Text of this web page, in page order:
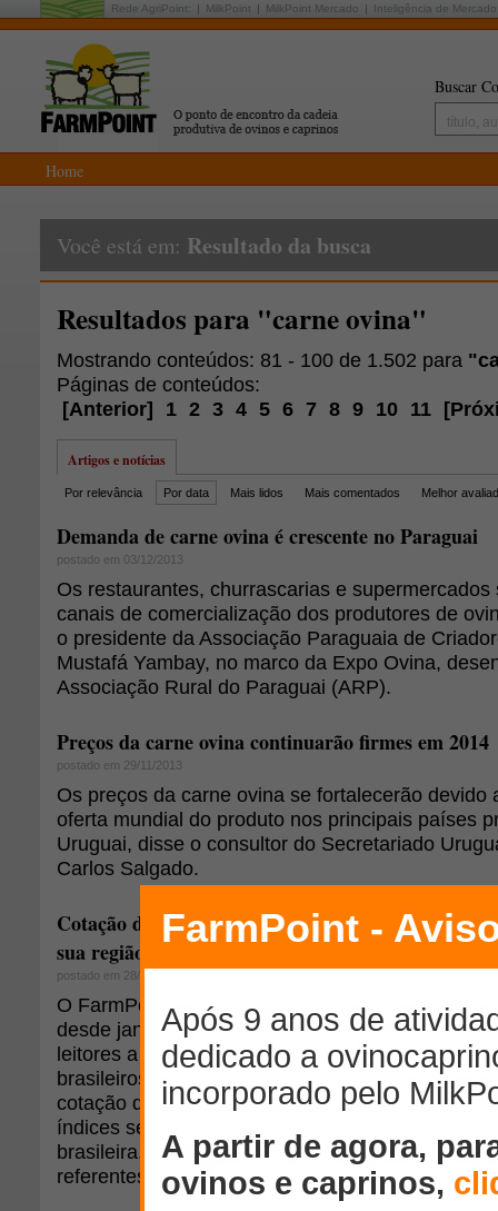
Rede AgriPoint: MilkPoint MilkPoint Mercado Inteligência de Mercado
Buscar
Home
Você está em: Resultado da busca
Resultados para "carne ovina"
Mostrando conteúdos: 81 - 100 de 1.502 para
Páginas de conteúdos:
[Anterior] 1 2 3 4 5 6 7 8 9 10 11 [
Artigos e notícias
Por relevância Por data Mais lidos Mais comentados Melhor
Demanda de carne ovina é crescente no Paraguai
postado em 03/12/2013
Os restaurantes, churrascarias e supermercados
canais de comercialização dos produtores de
o presidente da Associação Paraguaia de
Mustafá Yambay, no marco da Expo Ovina,
Associação Rural do Paraguai (ARP).
Preços da carne ovina continuarão firmes em 2014
postado em 29/11/2013
Os preços da carne ovina se fortalecerão devido
oferta mundial do produto nos principais países
Uruguai, disse o consultor do Secretariado
Carlos Salgado.
Cotação do preço do cordeiro: qual é o preço do
sua região?
postado em 28/11/2013
O FarmPoint está realizando a cotação mensal
desde janeiro de 2011. A princípio, o projeto
leitores a cotação do preço do kg/vivo praticado
brasileiros. Desde junho de 2013, o FarmPoint
cotação dos preços do kg/carcaça e da arroba,
índices serão melhor utilizados pelos produtores
brasileira. Além disso, frisamos que nossa busca
referentes ao mercado formal de carne ovina.